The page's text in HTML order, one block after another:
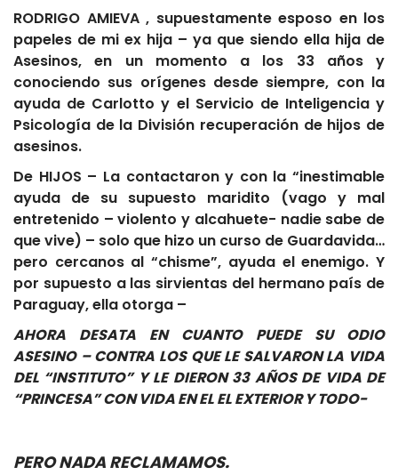
RODRIGO AMIEVA , supuestamente esposo en los
papeles de mi ex hija – ya que siendo ella hija de
Asesinos, en un momento a los 33 años y
conociendo sus orígenes desde siempre, con la
ayuda de Carlotto y el Servicio de Inteligencia y
Psicología de la División recuperación de hijos de
asesinos.
De HIJOS – La contactaron y con la “inestimable
ayuda de su supuesto maridito (vago y mal
entretenido – violento y alcahuete- nadie sabe de
que vive) – solo que hizo un curso de Guardavida…
pero cercanos al “chisme”, ayuda el enemigo. Y
por supuesto a las sirvientas del hermano país de
Paraguay, ella otorga –
AHORA DESATA EN CUANTO PUEDE SU ODIO
ASESINO – CONTRA LOS QUE LE SALVARON LA VIDA
DEL “INSTITUTO” Y LE DIERON 33 AÑOS DE VIDA DE
“PRINCESA” CON VIDA EN EL EL EXTERIOR Y TODO-
PERO NADA RECLAMAMOS.